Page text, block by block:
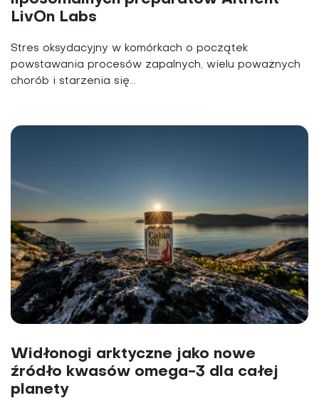
LivOn Labs
Stres oksydacyjny w komórkach o początek
powstawania procesów zapalnych, wielu poważnych
chorób i starzenia się...
Widłonogi arktyczne jako nowe
źródło kwasów omega-3 dla całej
planety